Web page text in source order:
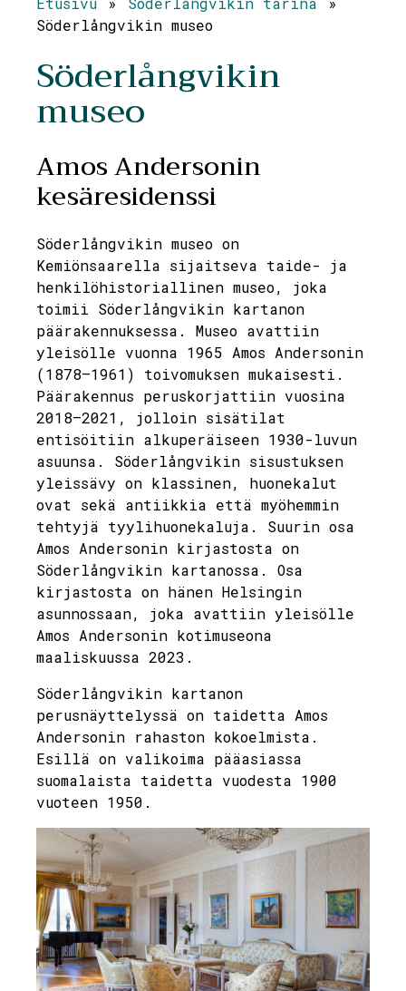
Söderlångvikin museo
Söderlångvikin
museo
Amos Andersonin
kesäresidenssi
Söderlångvikin museo on
Kemiönsaarella sijaitseva taide- ja
henkilöhistoriallinen museo, joka
toimii Söderlångvikin kartanon
päärakennuksessa. Museo avattiin
yleisölle vuonna 1965 Amos Andersonin
(1878–1961) toivomuksen mukaisesti.
Päärakennus peruskorjattiin vuosina
2018–2021, jolloin sisätilat
entisöitiin alkuperäiseen 1930-luvun
asuunsa. Söderlångvikin sisustuksen
yleissävy on klassinen, huonekalut
ovat sekä antiikkia että myöhemmin
tehtyjä tyylihuonekaluja. Suurin osa
Amos Andersonin kirjastosta on
Söderlångvikin kartanossa. Osa
kirjastosta on hänen Helsingin
asunnossaan, joka avattiin yleisölle
Amos Andersonin kotimuseona
maaliskuussa 2023.
Söderlångvikin kartanon
perusnäyttelyssä on taidetta Amos
Andersonin rahaston kokoelmista.
Esillä on valikoima pääasiassa
suomalaista taidetta vuodesta 1900
vuoteen 1950.